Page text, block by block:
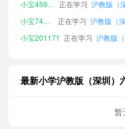
小宝743240
正在学习
小宝201171 正在学习 沪教版
小宝584198 正在学习
小宝187000
正在学习
沪教版
最新小学沪教版（深圳）
暂